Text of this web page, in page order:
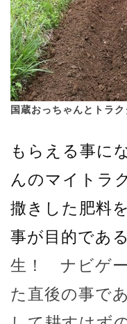
国蔵おっちゃんとトラ
もらえる事に
んのマイトラ
撒きした肥料
事が目的であ
生！ ナビゲー
た直後の事で